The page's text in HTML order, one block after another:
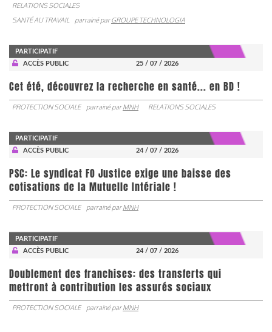
RELATIONS SOCIALES
SANTÉ AU TRAVAIL
parrainé parGROUPE TECHNOLOGIA
PARTICIPATIF
ACCÈS PUBLIC
25 / 07 / 2026
Cet été, découvrez la recherche en santé... en BD !
PROTECTION SOCIALE parrainé parMNH RELATIONS SOCIALES
PARTICIPATIF
ACCÈS PUBLIC
24 / 07 / 2026
PSC: Le syndicat FO Justice exige une baisse des
cotisations de la Mutuelle Intériale !
PROTECTION SOCIALE parrainé parMNH
PARTICIPATIF
ACCÈS PUBLIC
24 / 07 / 2026
Doublement des franchises: des transferts qui
mettront à contribution les assurés sociaux
PROTECTION SOCIALE parrainé parMNH